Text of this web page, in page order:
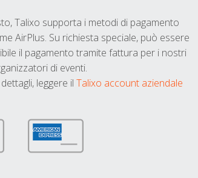
Talixo supporta i metodi di pagamento
AirPlus. Su richiesta speciale, può essere
il pagamento tramite fattura per i nostri
di eventi.
leggere il Talixo account aziendale